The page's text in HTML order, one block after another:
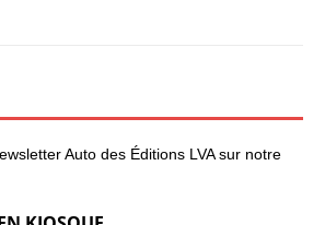
Auto des Éditions LVA sur notre